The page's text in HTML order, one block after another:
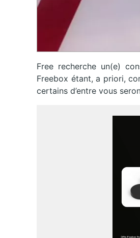
Free recherche un(e)
Freebox étant, a priori,
certains d’entre vous